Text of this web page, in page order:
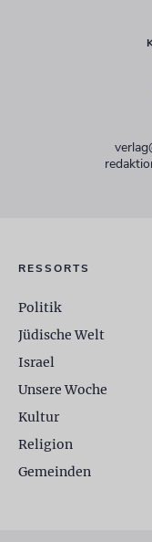
RESSORTS
Politik
Jüdische Welt
Israel
Unsere Woche
Kultur
Religion
Gemeinden